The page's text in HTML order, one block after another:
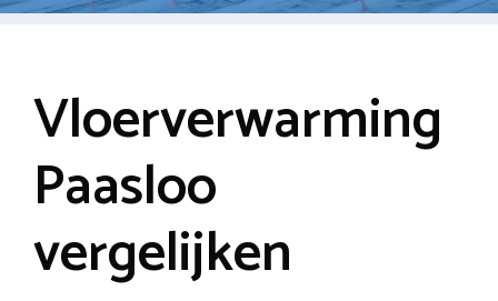
Vloerverwarming
Paasloo
vergelijken